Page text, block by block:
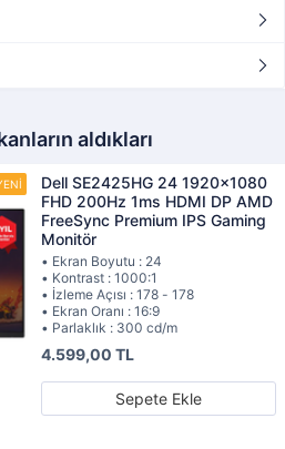
aldıkları
Dell SE2425HG 24 1920x1080
FHD 200Hz 1ms HDMI DP AMD
FreeSync Premium IPS Gaming
Monitör
• Ekran Boyutu : 24
• Kontrast : 1000:1
• İzleme Açısı : 178 - 178
• Ekran Oranı : 16:9
• Parlaklık : 300 cd/m
4.599,00 TL
Sepete Ekle